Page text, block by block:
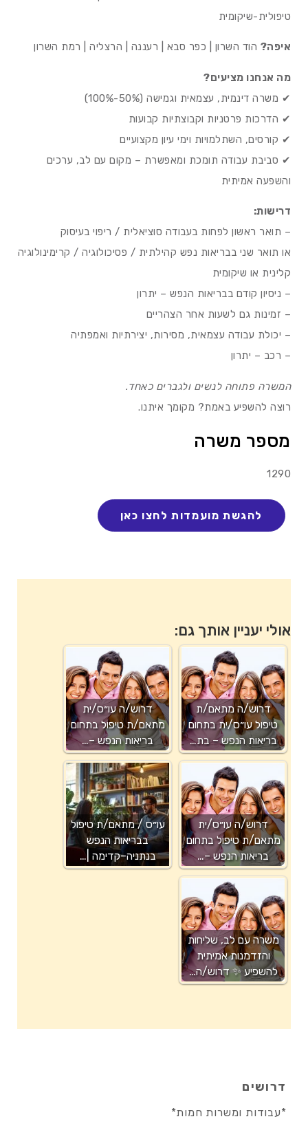
טיפולית-שיקומית
איפה? הוד השרון | כפר סבא | רעננה | הרצליה | רמת השרון
מה אנחנו מציעים?
✔ משרה דינמית, עצמאית וגמישה (50%-100%)
✔ הדרכות פרטניות וקבוצתיות קבועות
✔ קורסים, השתלמויות וימי עיון מקצועיים
✔ סביבת עבודה תומכת ומאפשרת – מקום עם לב, ערכים
והשפעה אמיתית
דרישות:
– תואר ראשון לפחות בעבודה סוציאלית / ריפוי בעיסוק
או תואר שני בבריאות נפש קהילתית / פסיכולוגיה / קרימינולוגיה
קלינית או שיקומית
– ניסיון קודם בבריאות הנפש – יתרון
– זמינות גם לשעות אחר הצהריים
– יכולת עבודה עצמאית, מסירות, יצירתיות ואמפתיה
– רכב – יתרון
המשרה פתוחה לנשים ולגברים כאחד.
רוצה להשפיע באמת? מקומך איתנו.
מספר משרה
1290
אולי יעניין אותך גם:
דרוש/ה מתאם/ת
טיפול עו״ס/ית בתחום
בריאות הנפש – בת…
דרוש/ה עו״ס/ית
מתאם/ת טיפול בתחום
בריאות הנפש –…
דרוש/ה עו״ס/ית
מתאם/ת טיפול בתחום
בריאות הנפש –…
עו״ס / מתאם/ת טיפול
בבריאות הנפש
בנתניה–קדימה |…
משרה עם לב, שליחות
והזדמנות אמיתית
להשפיע ✨ דרוש/ה…
דרושים
*עבודות ומשרות חמות*